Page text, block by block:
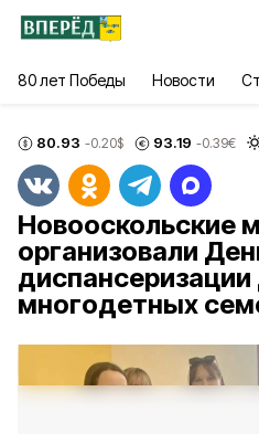
80 лет Победы Новости
80.93 -0.20$ 93.19 -0.39€
Новооскольские
организовали
диспансеризации
многодетных